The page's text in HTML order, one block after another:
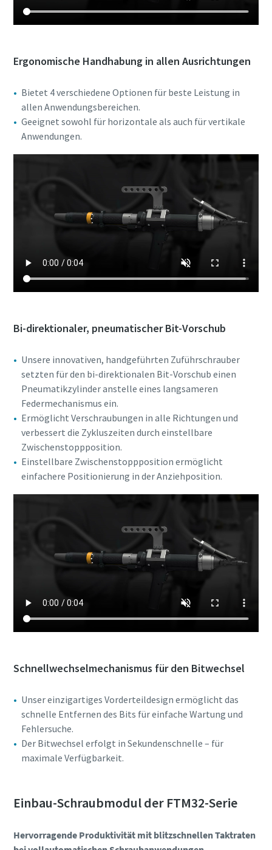
Ergonomische Handhabung in allen Ausrichtungen
Bietet 4 verschiedene Optionen für beste Leistung in
allen Anwendungsbereichen.
Geeignet sowohl für horizontale als auch für vertikale
Anwendungen.
Bi-direktionaler, pneumatischer Bit-Vorschub
Unsere innovativen, handgeführten Zuführschrauber
setzten für den bi-direktionalen Bit-Vorschub einen
Pneumatikzylinder anstelle eines langsameren
Federmechanismus ein.
Ermöglicht Verschraubungen in alle Richtungen und
verbessert die Zykluszeiten durch einstellbare
Zwischenstoppposition.
Einstellbare Zwischenstoppposition ermöglicht
einfachere Positionierung in der Anziehposition.
Schnellwechselmechanismus für den Bitwechsel
Unser einzigartiges Vorderteildesign ermöglicht das
schnelle Entfernen des Bits für einfache Wartung und
Fehlersuche.
Der Bitwechsel erfolgt in Sekundenschnelle – für
maximale Verfügbarkeit.
Einbau-Schraubmodul der FTM32-Serie
Hervorragende Produktivität mit blitzschnellen Taktraten